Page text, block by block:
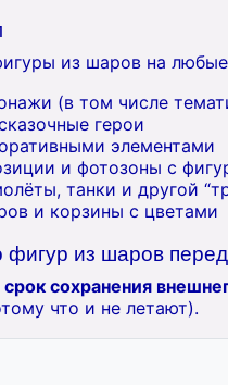
из шаров на
(в том числе
герои
элементами
и фотозоны с
танки и другой
и корзины с цветами
из шаров
срок сохранения
что и не летают).